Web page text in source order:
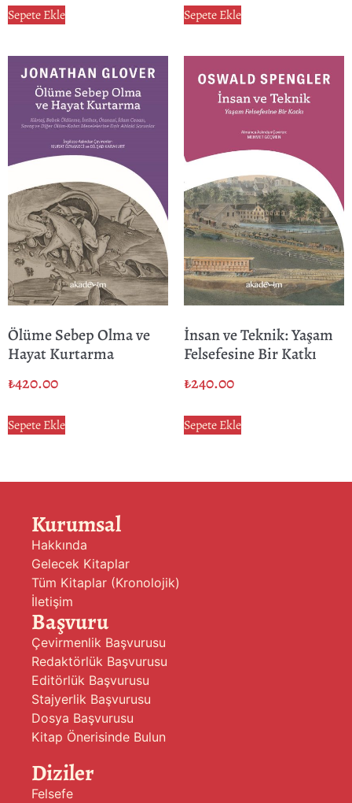
Sepete Ekle Sepete Ekle
Ölüme Sebep Olma ve
Hayat Kurtarma
₺420.00
Sepete Ekle
İnsan ve Teknik: Yaşam
Felsefesine Bir Katkı
₺240.00
Sepete Ekle
Kurumsal
Hakkında
Gelecek Kitaplar
Tüm Kitaplar (Kronolojik)
İletişim
Başvuru
Çevirmenlik Başvurusu
Redaktörlük Başvurusu
Editörlük Başvurusu
Stajyerlik Başvurusu
Dosya Başvurusu
Kitap Önerisinde Bulun
Diziler
Felsefe